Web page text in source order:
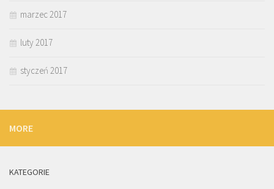
marzec 2017
luty 2017
styczeń 2017
MORE
KATEGORIE